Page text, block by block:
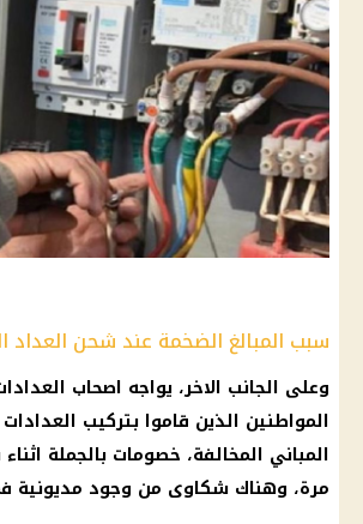
سبب المبالغ الضخمة عند شحن العداد
وعلى الجانب الاخر، يواجه اصحاب
المواطنين الذين قاموا بتركيب العدادات
المباني المخالفة، خصومات بالجملة
مرة، وهناك شكاوى من وجود مديونية